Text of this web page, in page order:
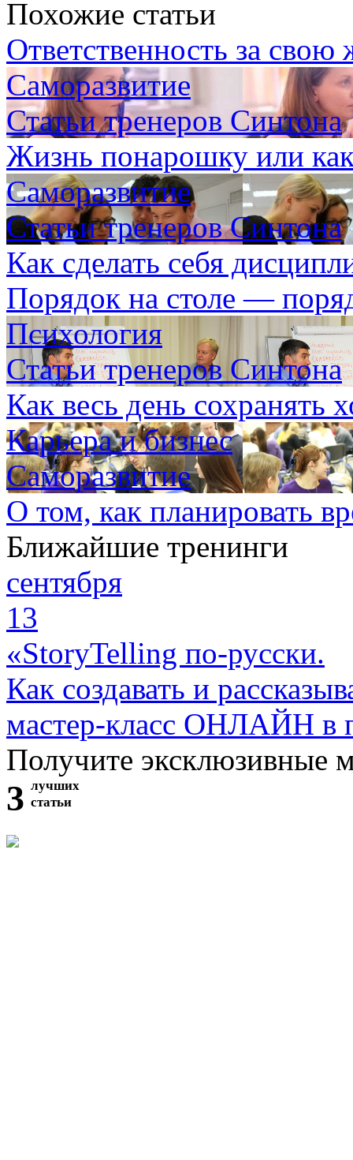
Похожие статьи
Ответственность за
Саморазвитие
Статьи тренеров Синтона
Жизнь понарошку или
Саморазвитие
Статьи тренеров Синтона
Как сделать себя
Порядок на столе —
Психология
Статьи тренеров Синтона
Как весь день сохранять
Карьера и бизнес
Саморазвитие
О том, как планировать
Ближайшие тренинги
сентября
13
«StoryTelling по-русски.
Как создавать и
мастер-класс ОНЛАЙН в
Получите эксклюзивные
3 лучших
статьи